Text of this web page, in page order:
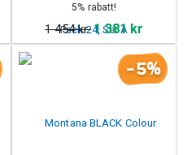
5% rabatt!
1 454 kr1 381 kr
-5%